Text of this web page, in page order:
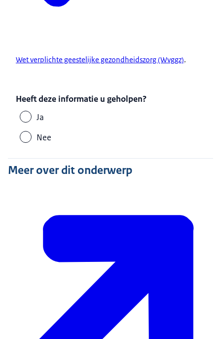
Wet verplichte geestelijke gezondheidszorg (Wvggz).
Heeft deze informatie u geholpen?
Ja
Nee
Meer over dit onderwerp